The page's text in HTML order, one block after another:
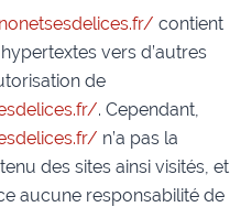
contient
vers d’autres
de
. Cependant,
n’a pas la
des sites ainsi visités, et
aucune responsabilité de